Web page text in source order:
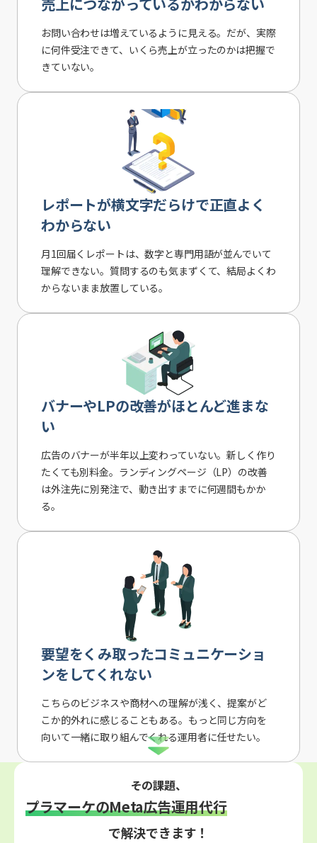
売上につながっているかわからない
お問い合わせは増えているように見える。だが、実際
に何件受注できて、いくら売上が立ったのかは把握で
きていない。
レポートが横文字だらけで正直よく
わからない
月1回届くレポートは、数字と専門用語が並んでいて
理解できない。質問するのも気まずくて、結局よくわ
からないまま放置している。
バナーやLPの改善がほとんど進まな
い
広告のバナーが半年以上変わっていない。新しく作り
たくても別料金。ランディングページ（LP）の改善
は外注先に別発注で、動き出すまでに何週間もかか
る。
要望をくみ取ったコミュニケーショ
ンをしてくれない
こちらのビジネスや商材への理解が浅く、提案がど
こか的外れに感じることもある。もっと同じ方向を
向いて一緒に取り組んでくれる運用者に任せたい。
その課題、
プラマーケのMeta広告運用代行
で解決できます！